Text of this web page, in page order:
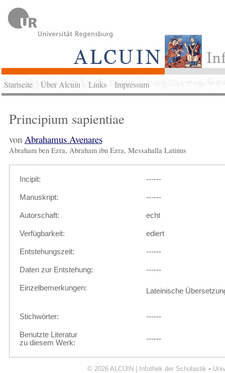
Startseite Über Alcuin Links Impressum
Principium sapientiae
von Abrahamus Avenares
Abraham ben Ezra, Abraham ibn Ezra, Messahalla Latinus
Incipit: ------
Manuskript: ------
Autorschaft: echt
Verfügbarkeit: ediert
Entstehungszeit: ------
Daten zur Entstehung: ------
Einzelbemerkungen: Lateinische
Stichwörter: ------
Benutzte Literatur
zu diesem Werk:
------
© 2026 ALCUIN | Infothek der Scholastik •